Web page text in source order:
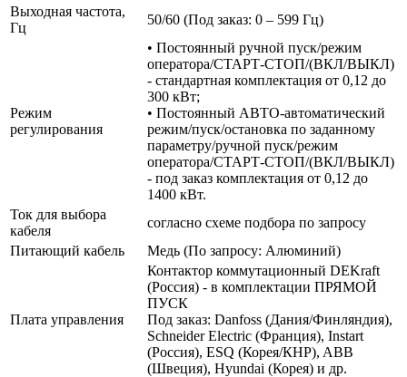
Выходная частота,
Гц
50/60 (Под заказ: 0 – 599 Гц)
Режим
регулирования
• Постоянный ручной пуск/режим
оператора/СТАРТ-СТОП/(ВКЛ/ВЫКЛ)
- стандартная комплектация от 0,12 до
300 кВт;
• Постоянный АВТО-автоматический
режим/пуск/остановка по заданному
параметру/ручной пуск/режим
оператора/СТАРТ-СТОП/(ВКЛ/ВЫКЛ)
- под заказ комплектация от 0,12 до
1400 кВт.
Ток для выбора
кабеля
согласно схеме подбора по запросу
Питающий кабель
Медь (По запросу: Алюминий)
Плата управления
Контактор коммутационный DEKraft
(Россия) - в комплектации ПРЯМОЙ
ПУСК
Под заказ: Danfoss (Дания/Финляндия),
Schneider Electric (Франция), Instart
(Россия), ESQ (Корея/КНР), ABB
(Швеция), Hyundai (Корея) и др.